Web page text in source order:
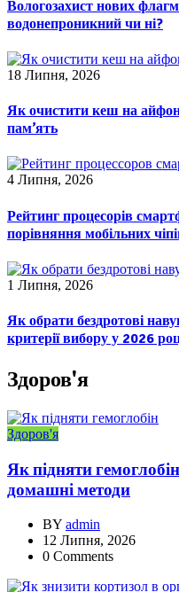
Вологозахист нових
водонепроникний чи ні?
18 Липня, 2026
Як очистити кеш на
пам’ять
4 Липня, 2026
Рейтинг процесорів
порівняння мобільних
1 Липня, 2026
Як обрати бездротові
критерії вибору у 2026
Здоров'я
Здоров'я
Як підняти
домашні методи
BY admin
12 Липня, 2026
0 Comments